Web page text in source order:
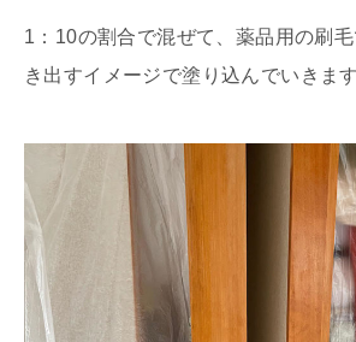
1：10の割合で混ぜて、薬品用の刷
き出すイメージで塗り込んでいきます